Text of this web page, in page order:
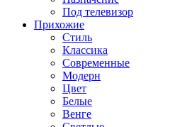
Под телевизор
Прихожие
Стиль
Классика
Современные
Модерн
Цвет
Белые
Венге